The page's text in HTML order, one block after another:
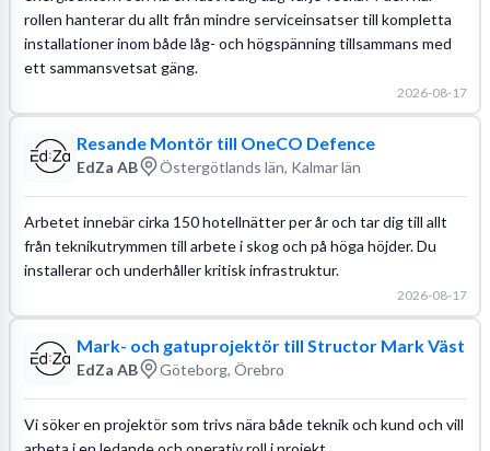
rollen hanterar du allt från mindre serviceinsatser till kompletta
installationer inom både låg- och högspänning tillsammans med
ett sammansvetsat gäng.
2026-08-17
Resande Montör till OneCO Defence
EdZa AB Östergötlands län, Kalmar län
Arbetet innebär cirka 150 hotellnätter per år och tar dig till allt
från teknikutrymmen till arbete i skog och på höga höjder. Du
installerar och underhåller kritisk infrastruktur.
2026-08-17
Mark- och gatuprojektör till Structor Mark Väst
EdZa AB Göteborg, Örebro
Vi söker en projektör som trivs nära både teknik och kund och vill